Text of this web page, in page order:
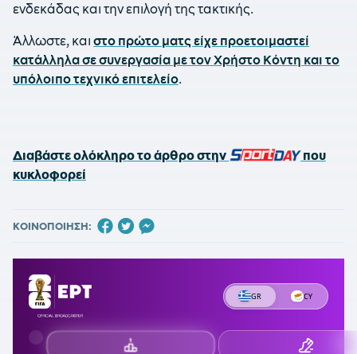
ενδεκάδας και την επιλογή της τακτικής.
Άλλωστε, και στο πρώτο ματς είχε προετοιμαστεί
κατάλληλα σε συνεργασία με τον Χρήστο Κόντη και το
υπόλοιπο τεχνικό επιτελείο.
Διαβάστε ολόκληρο το άρθρο στην SPORTDAY που
κυκλοφορεί
ΚΟΙΝΟΠΟΙΗΣΗ: